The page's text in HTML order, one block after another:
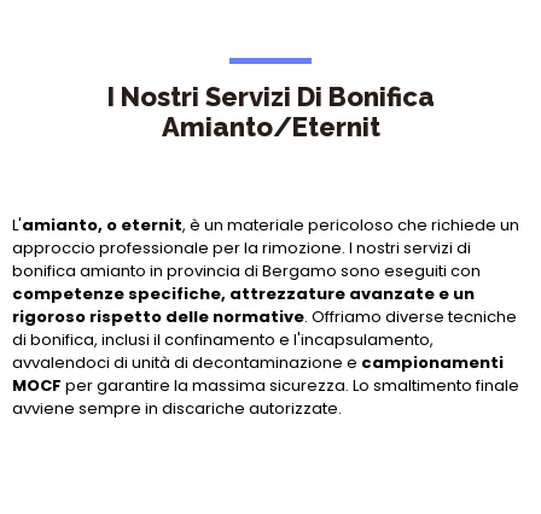
I Nostri Servizi Di Bonifica
Amianto/Eternit
L'amianto, o eternit, è un materiale pericoloso che richiede un
approccio professionale per la rimozione. I nostri servizi di
bonifica amianto in provincia di Bergamo sono eseguiti con
competenze specifiche, attrezzature avanzate e un
rigoroso rispetto delle normative. Offriamo diverse tecniche
di bonifica, inclusi il confinamento e l'incapsulamento,
avvalendoci di unità di decontaminazione e campionamenti
MOCF per garantire la massima sicurezza. Lo smaltimento finale
avviene sempre in discariche autorizzate.